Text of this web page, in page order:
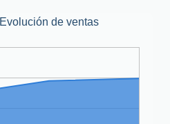
Evolución de ventas